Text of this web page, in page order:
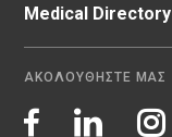
Medical Directory
ΑΚΟΛΟΥΘΗΣΤΕ ΜΑΣ